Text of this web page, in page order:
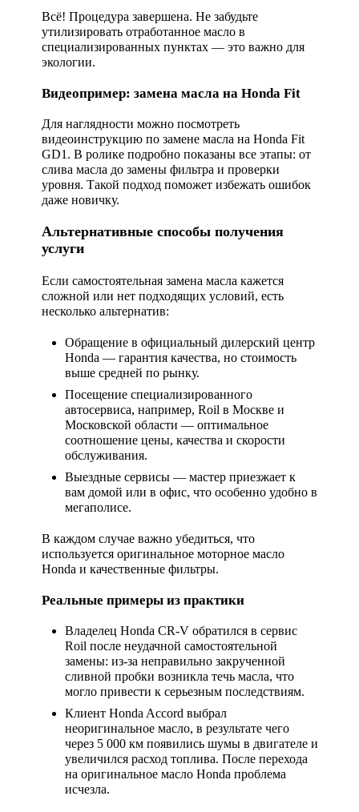
Всё! Процедура завершена. Не забудьте
утилизировать отработанное масло в
специализированных пунктах — это важно для
экологии.
Видеопример: замена масла на Honda Fit
Для наглядности можно посмотреть
видеоинструкцию по замене масла на Honda Fit
GD1. В ролике подробно показаны все этапы: от
слива масла до замены фильтра и проверки
уровня. Такой подход поможет избежать ошибок
даже новичку.
Альтернативные способы получения
услуги
Если самостоятельная замена масла кажется
сложной или нет подходящих условий, есть
несколько альтернатив:
Обращение в официальный дилерский центр
Honda — гарантия качества, но стоимость
выше средней по рынку.
Посещение специализированного
автосервиса, например, Roil в Москве и
Московской области — оптимальное
соотношение цены, качества и скорости
обслуживания.
Выездные сервисы — мастер приезжает к
вам домой или в офис, что особенно удобно в
мегаполисе.
В каждом случае важно убедиться, что
используется оригинальное моторное масло
Honda и качественные фильтры.
Реальные примеры из практики
Владелец Honda CR-V обратился в сервис
Roil после неудачной самостоятельной
замены: из-за неправильно закрученной
сливной пробки возникла течь масла, что
могло привести к серьезным последствиям.
Клиент Honda Accord выбрал
неоригинальное масло, в результате чего
через 5 000 км появились шумы в двигателе и
увеличился расход топлива. После перехода
на оригинальное масло Honda проблема
исчезла.